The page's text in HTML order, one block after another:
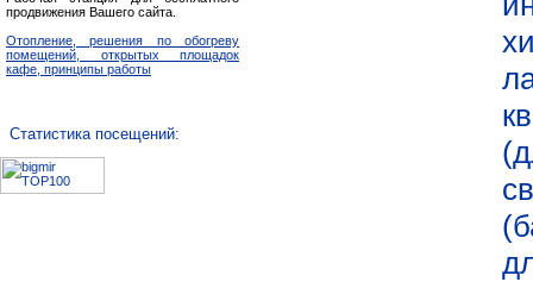
продвижения Вашего сайта.
Отопление, решения по обогреву
помещений, открытых площадок
кафе, принципы работы
Статистика посещений: